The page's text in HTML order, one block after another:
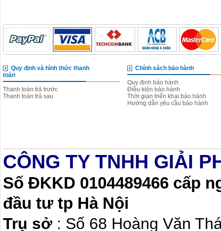
Quy định và hình thức thanh
toán
Thanh toán trả trước
Thanh toán trả sau
Chính sách bảo hành
Quy định bảo hành
Điều kiện bảo hành
Thời gian triển khai bảo hành
Hướng dẫn yêu cầu bảo hành
CÔNG TY TNHH GIẢI
Số ĐKKD 0104489466 cấp
đầu tư tp Hà Nội
Trụ sở : Số 68 Hoàng Văn